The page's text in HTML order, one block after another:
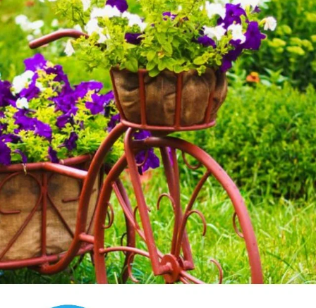
Бутоны Грифона
Томаты слегка посинели. Но потом восстановили свой
цвет.
Температура днем на солнце доходит до 30, в
пасмурный день 15-20, ночью 10-15.
Поливаю талой водой, что стекала с крыши.
Пока не подкармливала.